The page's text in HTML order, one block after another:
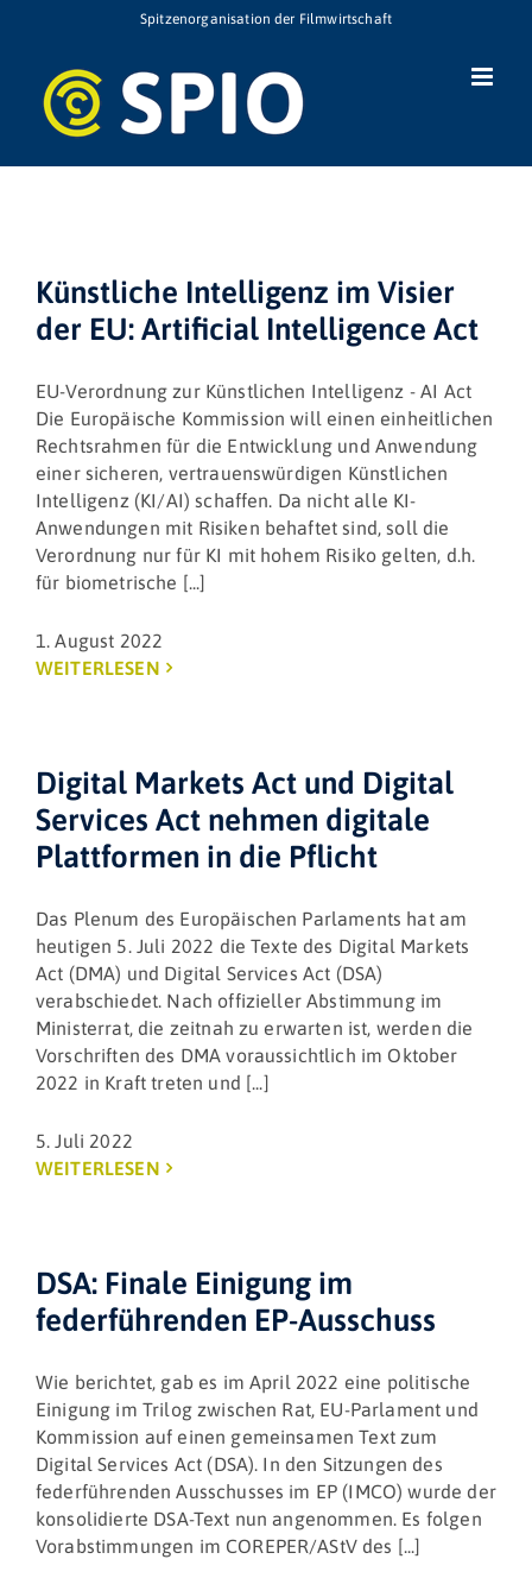
springen
Spitzenorganisation der Filmwirtschaft
Künstliche Intelligenz im Visier
der EU: Artificial Intelligence Act
EU-Verordnung zur Künstlichen Intelligenz - AI Act
Die Europäische Kommission will einen einheitlichen
Rechtsrahmen für die Entwicklung und Anwendung
einer sicheren, vertrauenswürdigen Künstlichen
Intelligenz (KI/AI) schaffen. Da nicht alle KI-
Anwendungen mit Risiken behaftet sind, soll die
Verordnung nur für KI mit hohem Risiko gelten, d.h.
für biometrische [...]
1. August 2022
WEITERLESEN
Digital Markets Act und Digital
Services Act nehmen digitale
Plattformen in die Pflicht
Das Plenum des Europäischen Parlaments hat am
heutigen 5. Juli 2022 die Texte des Digital Markets
Act (DMA) und Digital Services Act (DSA)
verabschiedet. Nach offizieller Abstimmung im
Ministerrat, die zeitnah zu erwarten ist, werden die
Vorschriften des DMA voraussichtlich im Oktober
2022 in Kraft treten und [...]
5. Juli 2022
WEITERLESEN
DSA: Finale Einigung im
federführenden EP-Ausschuss
Wie berichtet, gab es im April 2022 eine politische
Einigung im Trilog zwischen Rat, EU-Parlament und
Kommission auf einen gemeinsamen Text zum
Digital Services Act (DSA). In den Sitzungen des
federführenden Ausschusses im EP (IMCO) wurde der
konsolidierte DSA-Text nun angenommen. Es folgen
Vorabstimmungen im COREPER/AStV des [...]